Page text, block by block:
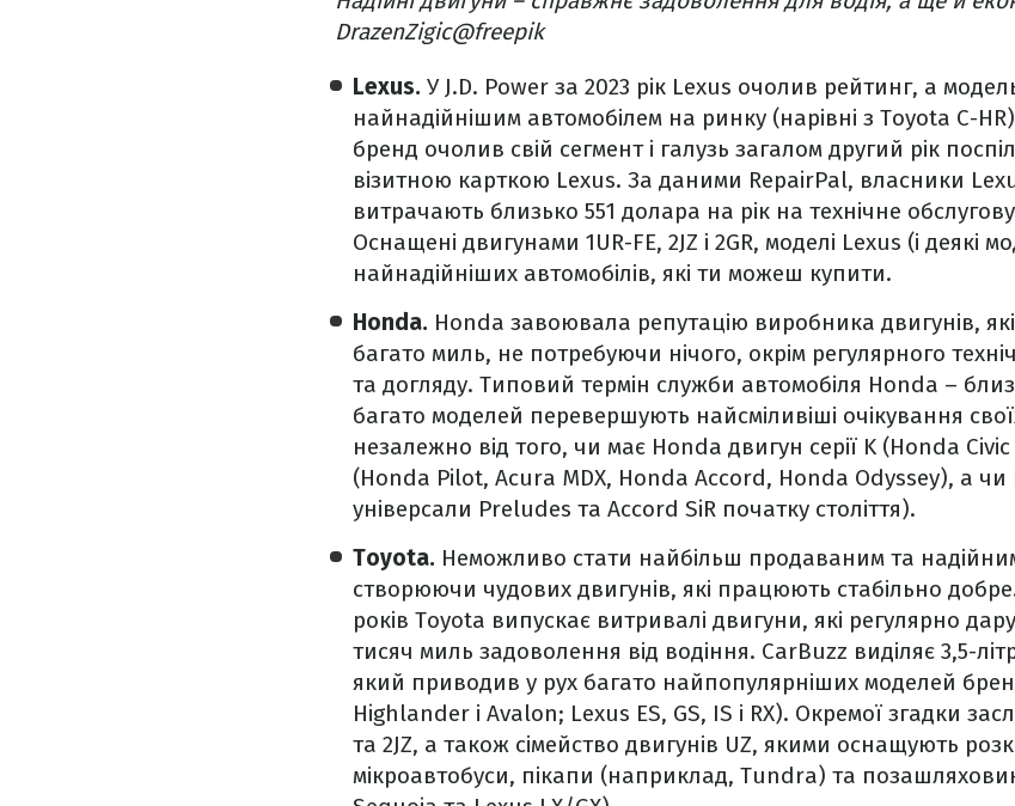
DrazenZigic@freepik
Lexus. У J.D. Power за 2023 рік Lexus очолив рейтинг, а
найнадійнішим автомобілем на ринку (нарівні з Toyota C-
бренд очолив свій сегмент і галузь загалом другий рік
візитною карткою Lexus. За даними RepairPal, власники
витрачають близько 551 долара на рік на технічне
Оснащені двигунами 1UR-FE, 2JZ і 2GR, моделі Lexus (і деякі
найнадійніших автомобілів, які ти можеш купити.
Honda. Honda завоювала репутацію виробника двигунів,
багато миль, не потребуючи нічого, окрім регулярного
та догляду. Типовий термін служби автомобіля Honda –
багато моделей перевершують найсміливіші очікування
незалежно від того, чи має Honda двигун серії K (Honda Civic
(Honda Pilot, Acura MDX, Honda Accord, Honda Odyssey), а чи
універсали Preludes та Accord SiR початку століття).
Toyota. Неможливо стати найбільш продаваним та
створюючи чудових двигунів, які працюють стабільно
років Toyota випускає витривалі двигуни, які регулярно
тисяч миль задоволення від водіння. CarBuzz виділяє 3,5-
який приводив у рух багато найпопулярніших моделей
Highlander і Avalon; Lexus ES, GS, IS і RX). Окремої згадки
та 2JZ, а також сімейство двигунів UZ, якими оснащують
мікроавтобуси, пікапи (наприклад, Tundra) та